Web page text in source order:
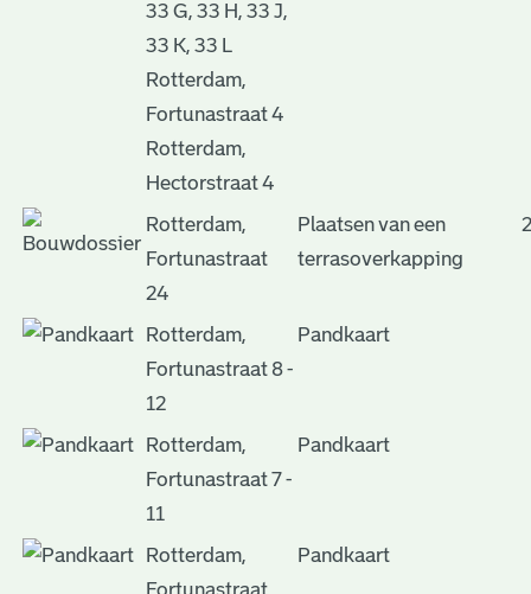
33 G, 33 H, 33 J,
33 K, 33 L
Rotterdam,
Fortunastraat 4
Rotterdam,
Hectorstraat 4
Rotterdam,
Fortunastraat
24
Plaatsen van een
terrasoverkapping
Rotterdam,
Fortunastraat 8 -
12
Pandkaart
Rotterdam,
Fortunastraat 7 -
11
Pandkaart
Rotterdam,
Pandkaart